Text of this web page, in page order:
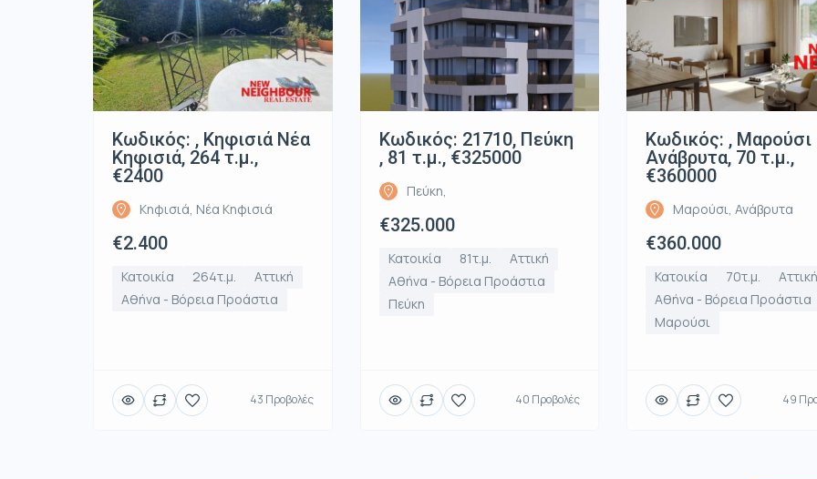
Κωδικός: , Κηφισιά Νέα
Κηφισιά, 264 τ.μ.,
€2400
Κηφισιά, Νέα Κηφισιά
€2.400
Κατοικία 264τ.μ.
Αττική
Αθήνα - Βόρεια Προάστια
43 Προβολές
Κωδικός: 21710, Πεύκη
, 81 τ.μ., €325000
Πεύκη,
€325.000
Κατοικία 81τ.μ.
Αττική
Αθήνα - Βόρεια Προάστια
Πεύκη
40 Προβολές
Κωδικός: , Μαρούσι
Ανάβρυτα, 70 τ.μ.,
€360000
Μαρούσι, Ανάβρυτα
€360.000
Κατοικία 70τ.μ.
Αττική
Αθήνα - Βόρεια Προάστια
Μαρούσι
49